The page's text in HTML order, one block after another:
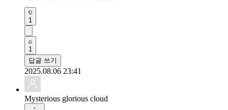
1
1
답글 쓰기
2025.08.06 23:41
Mysterious glorious cloud